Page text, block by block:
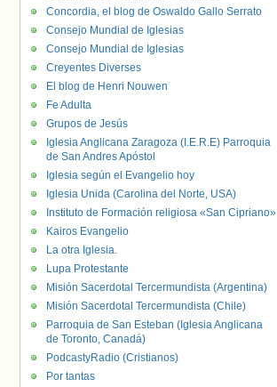
Concordia, el blog de Oswaldo Gallo Serrato
Consejo Mundial de Iglesias
Consejo Mundial de Iglesias
Creyentes Diverses
El blog de Henri Nouwen
Fe Adulta
Grupos de Jesús
Iglesia Anglicana Zaragoza (I.E.R.E) Parroquia
de San Andres Apóstol
Iglesia según el Evangelio hoy
Iglesia Unida (Carolina del Norte, USA)
Instituto de Formación religiosa «San Cipriano»
Kairos Evangelio
La otra Iglesia.
Lupa Protestante
Misión Sacerdotal Tercermundista (Argentina)
Misión Sacerdotal Tercermundista (Chile)
Parroquia de San Esteban (Iglesia Anglicana
de Toronto, Canadá)
PodcastyRadio (Cristianos)
Por tantas